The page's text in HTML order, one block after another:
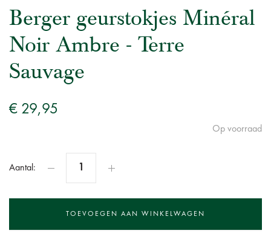
Berger geurstokjes Minéral
Noir Ambre - Terre
Sauvage
€ 29,95
Op voorraad
Aantal: